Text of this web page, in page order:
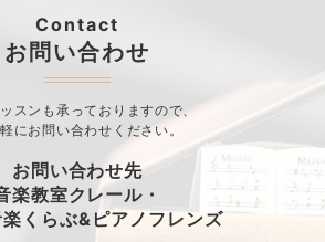
Contact
お問い合わせ
スンも承っておりますので、
にお問い合わせください。
お問い合わせ先
楽教室クレール・
くらぶ&ピアノフレンズ